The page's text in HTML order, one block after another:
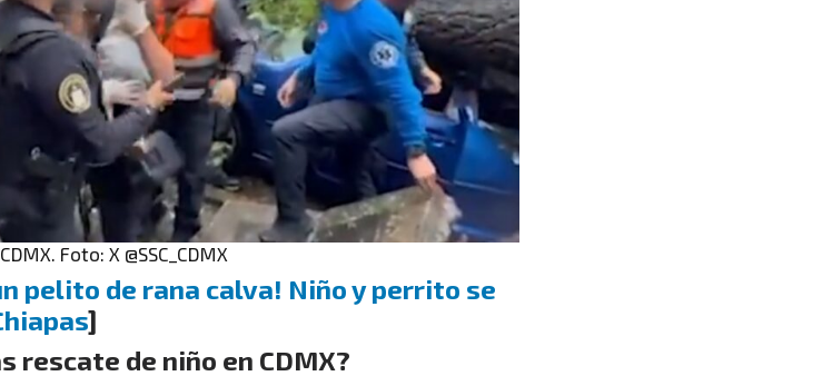
Foto: X @SSC_CDMX
pelito de rana calva! Niño y perrito se
]
rescate de niño en CDMX?